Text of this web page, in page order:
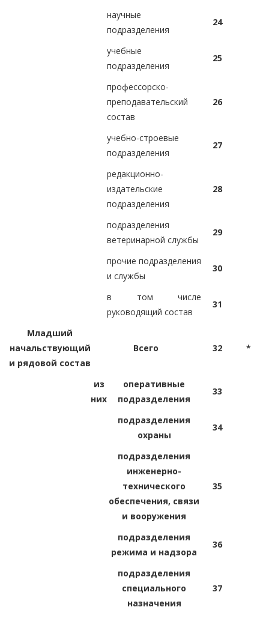
научные
подразделения
24
учебные
подразделения
25
профессорско-
преподавательский
состав
26
учебно-строевые
подразделения
27
редакционно-
издательские
подразделения
28
подразделения
ветеринарной службы
29
прочие подразделения
и службы
30
в том числе
руководящий состав
31
Младший
начальствующий
и рядовой состав
Всего 32 *
из
них
оперативные
подразделения
33
подразделения
охраны
34
подразделения
инженерно-
технического
обеспечения, связи
и вооружения
35
подразделения
режима и надзора
36
подразделения
специального
назначения
37